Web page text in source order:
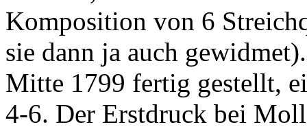
Komposition von 6
sie dann ja auch
Mitte 1799 fertig gestellt,
4-6. Der Erstdruck bei